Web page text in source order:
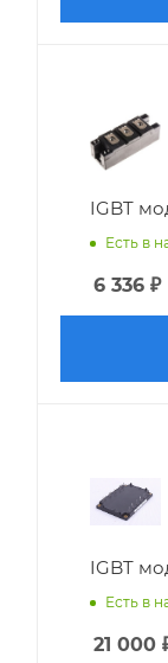
IGBT
Есть в
6 336 ₽
IGBT
Есть в
21 000